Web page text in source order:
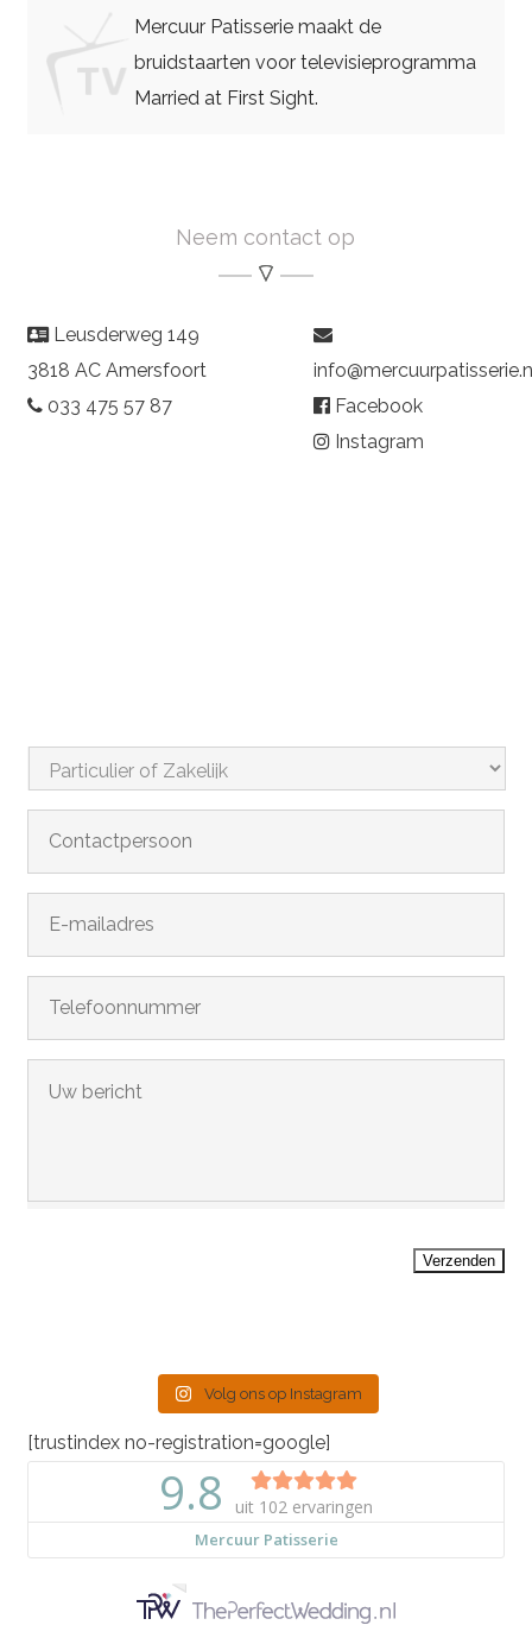
Mercuur Patisserie maakt de
bruidstaarten voor televisieprogramma
Married at First Sight.
Neem contact op
Leusderweg 149
3818 AC Amersfoort
033 475 57 87
Facebook
Instagram
Verzenden
Volg ons op Instagram
[trustindex no-registration=google]